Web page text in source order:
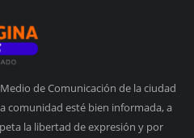
de Comunicación de la ciudad
comunidad esté bien informada, a
la libertad de expresión y por